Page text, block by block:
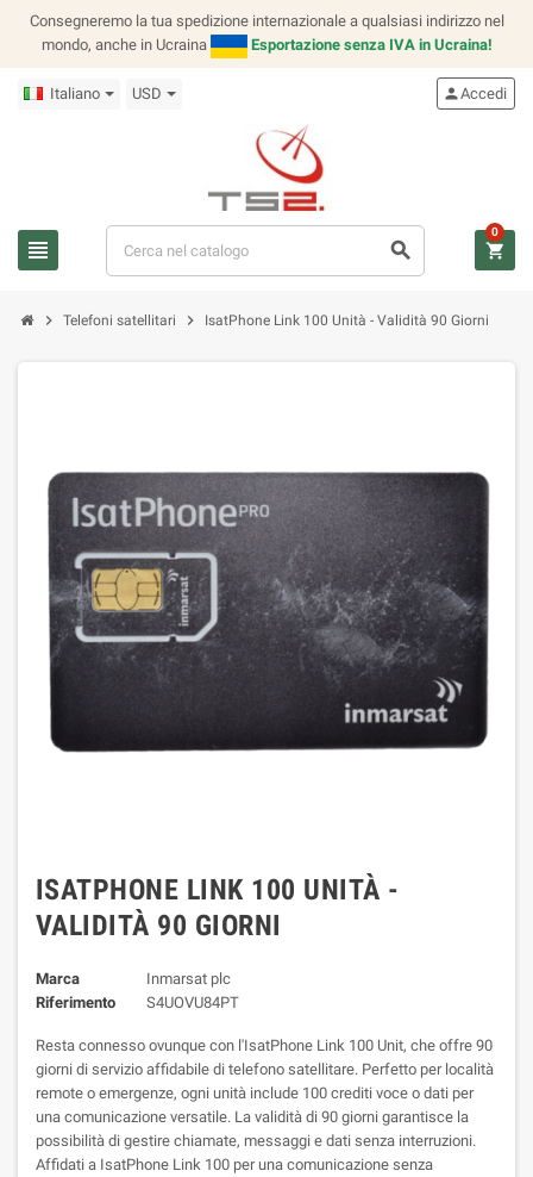
Consegneremo la tua spedizione internazionale a qualsiasi indirizzo nel
mondo, anche in Ucraina
Esportazione senza IVA in Ucraina!
Italiano USD
view_headline search
personAccedi
shopping_cart
0
chevron_right Telefoni satellitari chevron_right IsatPhone Link 100 Unità - Validità 90 Giorni
ISATPHONE LINK 100 UNITÀ -
VALIDITÀ 90 GIORNI
Marca
Inmarsat plc
Riferimento
S4UOVU84PT
Resta connesso ovunque con l'IsatPhone Link 100 Unit, che offre 90
giorni di servizio affidabile di telefono satellitare. Perfetto per località
remote o emergenze, ogni unità include 100 crediti voce o dati per
una comunicazione versatile. La validità di 90 giorni garantisce la
possibilità di gestire chiamate, messaggi e dati senza interruzioni.
Affidati a IsatPhone Link 100 per una comunicazione senza